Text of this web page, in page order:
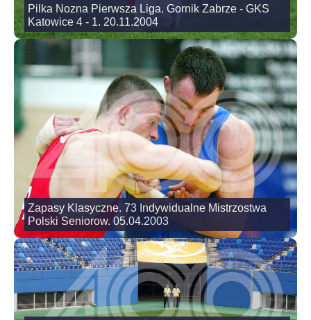
Pilka Nozna Pierwsza Liga. Gornik Zabrze - GKS
Katowice 4 - 1. 20.11.2004
Zapasy Klasyczne. 73 Indywidualne Mistrzostwa
Polski Seniorow. 05.04.2003